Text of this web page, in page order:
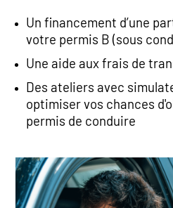
Un financement d’une
votre permis B (sous
Une aide aux frais de
Des ateliers avec
optimiser vos chances
permis de conduire